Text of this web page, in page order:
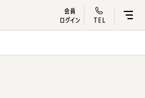
ビオ・マルシェ